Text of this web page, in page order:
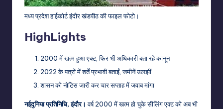
मध्य प्रदेश हाईकोर्ट इंदौर खंडपीठ की फाइल फोटो।
HighLights
2000 में खत्म हुआ एक्ट, फिर भी अधिकारी बता रहे कानून
2022 के पत्रों में शर्तें प्रभावी बताईं, जमीनें उलझीं
शासन को नोटिस जारी कर चार सप्ताह में जवाब मांगा
नईदुनिया प्रतिनिधि, इंदौर।वर्ष 2000 में खत्म हो चुके सीलिंग एक्ट को अब भी